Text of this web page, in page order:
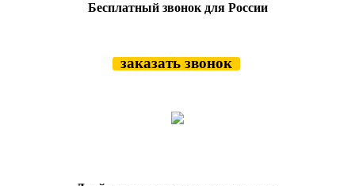
Бесплатный звонок для России
заказать звонок